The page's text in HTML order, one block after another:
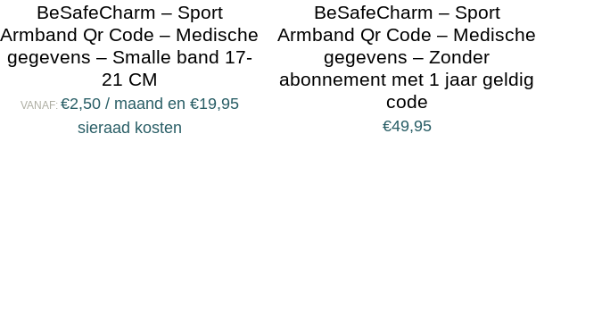
BeSafeCharm – Sport
Armband Qr Code – Medische
gegevens – Smalle band 17-
21 CM
VANAF: €2,50 / maand en €19,95
sieraad kosten
BeSafeCharm – Sport
Armband Qr Code – Medische
gegevens – Zonder
abonnement met 1 jaar geldig
code
€49,95